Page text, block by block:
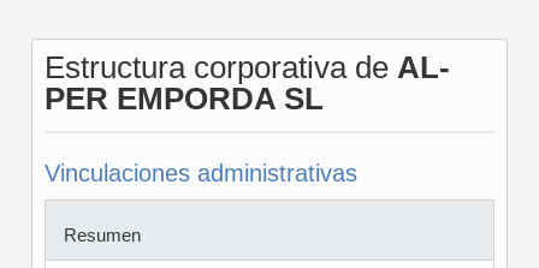
Estructura corporativa de AL-
PER EMPORDA SL
Vinculaciones administrativas
Resumen